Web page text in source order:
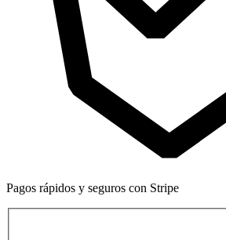
Pagos rápidos y seguros con Stripe